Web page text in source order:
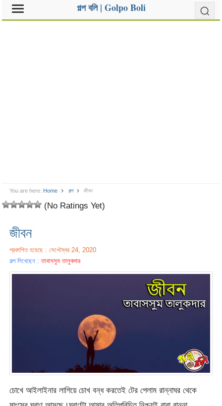
গল্প বলি | Golpo Boli
You are here: Home গল্প জীবন
(No Ratings Yet)
জীবন
প্রকাশিত হয়েছে : সেপ্টেম্বর 24, 2020
গল্প লিখেছেন :তাবাসসুম তালুকদার
চোখে আইলাইনার লাগিয়ে চোখ বন্ধ করতেই টের পেলাম রান্নাঘর থেকে